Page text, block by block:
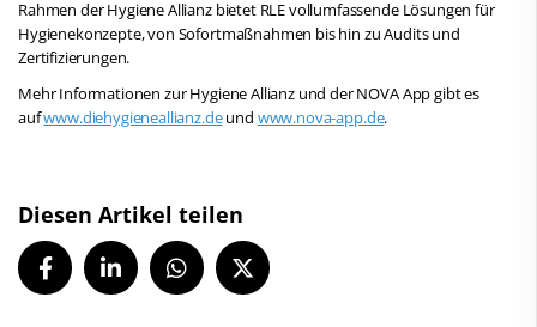
Rahmen der Hygiene Allianz bietet RLE vollumfassende Lösungen für
Hygienekonzepte, von Sofortmaßnahmen bis hin zu Audits und
Zertifizierungen.
Mehr Informationen zur Hygiene Allianz und der NOVA App gibt es
aufwww.diehygieneallianz.deund www.nova-app.de.
Diesen Artikel teilen